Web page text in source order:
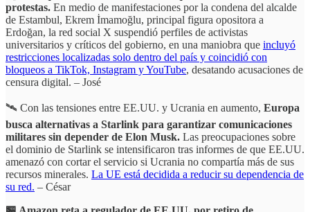
protestas. En medio de manifestaciones por la condena del alcalde
de Estambul, Ekrem İmamoğlu, principal figura opositora a
Erdoğan, la red social X suspendió perfiles de activistas
universitarios y críticos del gobierno, en una maniobra que incluyó
restricciones localizadas solo dentro del país y coincidió con
bloqueos a TikTok, Instagram y YouTube, desatando acusaciones de
censura digital. – José
🛰️ Con las tensiones entre EE.UU. y Ucrania en aumento, Europa
busca alternativas a Starlink para garantizar comunicaciones
militares sin depender de Elon Musk. Las preocupaciones sobre
el dominio de Starlink se intensificaron tras informes de que EE.UU.
amenazó con cortar el servicio si Ucrania no compartía más de sus
recursos minerales. La UE está decidida a reducir su dependencia de
su red. – César